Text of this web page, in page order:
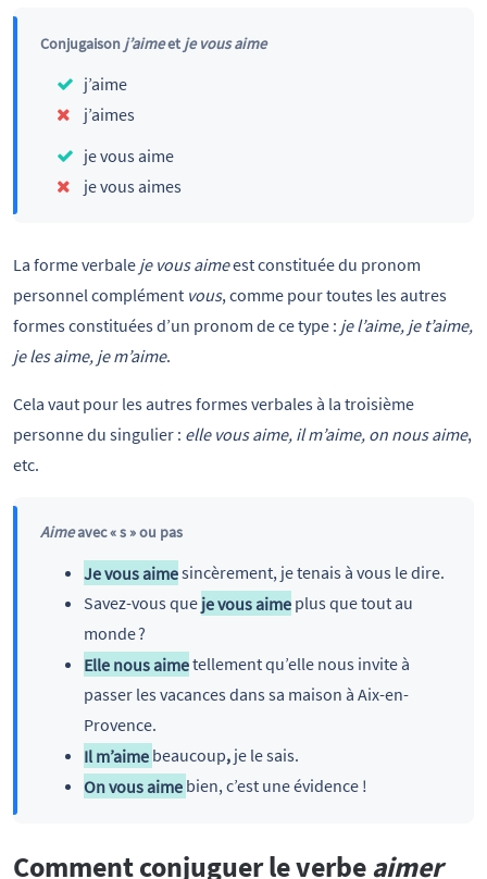
Conjugaison j’aimeet je vous aime
j’aime
j’aimes
je vous aime
je vous aimes
La forme verbale je vous aimeest constituée du pronom
personnel complément vous, comme pour toutes les autres
formes constituées d’un pronom de ce type : je l’aime, je t’aime,
je les aime, je m’aime.
Cela vaut pour les autres formes verbales à la troisième
personne du singulier : elle vous aime, il m’aime, on nous aime,
etc.
Aimeavec « s » ou pas
Je vous aimesincèrement, je tenais à vous le dire.
Savez-vous que je vous aimeplus que tout au
monde ?
Elle nous aimetellement qu’elle nous invite à
passer les vacances dans sa maison à Aix-en-
Provence.
Il m’aime beaucoup, je le sais.
On vous aime bien,c’est une évidence !
Comment conjuguer le verbeaimer